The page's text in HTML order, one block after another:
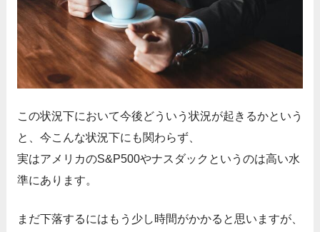
この状況下において今後どういう状況が起きるかという
と、今こんな状況下にも関わらず、
実はアメリカのS&P500やナスダックというのは高い水
準にあります。
まだ下落するにはもう少し時間がかかると思いますが、